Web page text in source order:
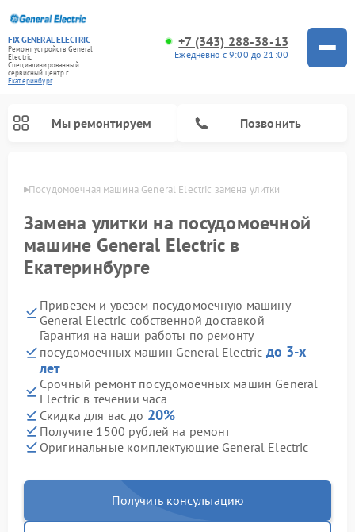
FIX-GENERAL ELECTRIC
Ремонт устройств General
Electric
Специализированный
cервисный центр г.
Екатеринбург
+7 (343) 288-38-13
Ежедневно с 9:00 до 21:00
Мы ремонтируем Позвонить
Посудомоечная машина General Electric замена улитки
Замена улитки на посудомоечной
машине General Electric в
Екатеринбурге
Привезем и увезем посудомоечную машину
General Electric собственной доставкой
Гарантия на наши работы по ремонту
посудомоечных машин General Electric до 3-х
лет
Срочный ремонт посудомоечных машин General
Electric в течении часа
Скидка для вас до 20%
Получите 1500 рублей на ремонт
Оригинальные комплектующие General Electric
Получить консультацию